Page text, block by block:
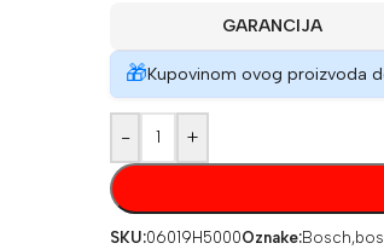
GARANCIJA
🎁Kupovinom ovog proizvoda
- +
SKU:06019H5000Oznake:Bosch,